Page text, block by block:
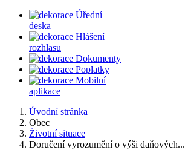
Úřední
deska
Hlášení
rozhlasu
Dokumenty
Poplatky
Mobilní
aplikace
Úvodní stránka
Obec
Životní situace
Doručení vyrozumění o výši daňových...